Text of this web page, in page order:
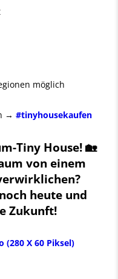
möglich
→ #tinyhousekaufen
Tiny House! 🏡
von einem
heute und
Zukunft!